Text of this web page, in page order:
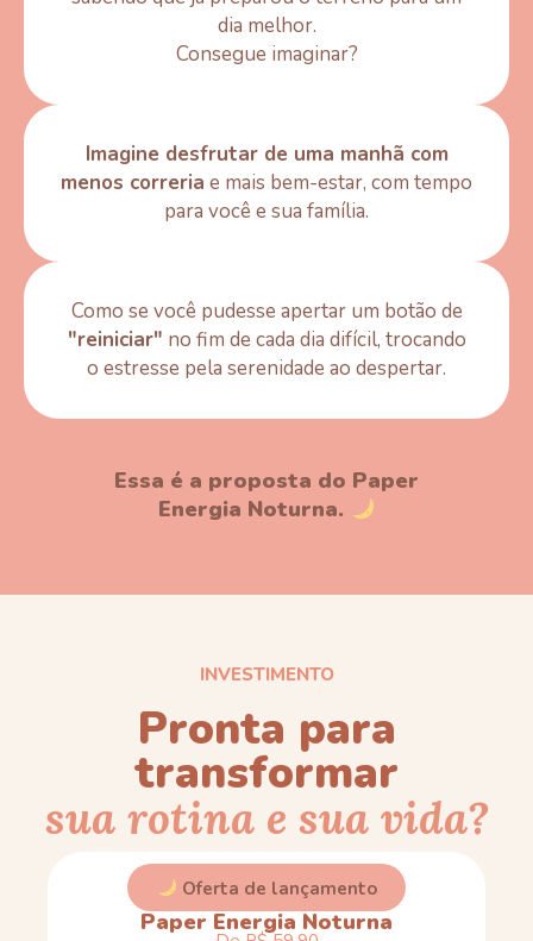
dia melhor.
Consegue imaginar?
Imagine desfrutar de uma manhã com
menos correria e mais bem-estar, com tempo
para você e sua família.
Como se você pudesse apertar um botão de
"reiniciar" no fim de cada dia difícil, trocando
o estresse pela serenidade ao despertar.
Essa é a proposta do Paper
Energia Noturna.
INVESTIMENTO
Pronta para
transformar
sua rotina e sua vida?
Oferta de lançamento
Paper Energia Noturna